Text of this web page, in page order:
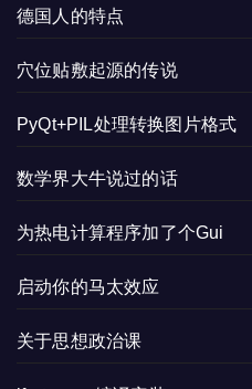
德国人的特点
穴位贴敷起源的传说
PyQt+PIL处理转换图片格式
数学界大牛说过的话
为热电计算程序加了个Gui
启动你的马太效应
关于思想政治课